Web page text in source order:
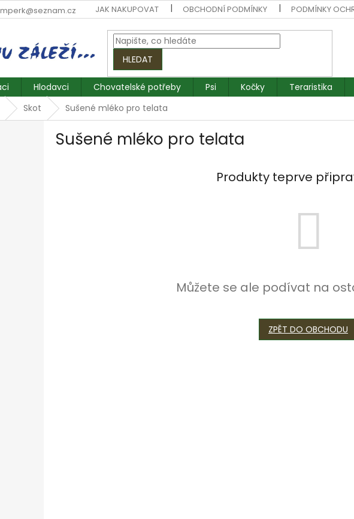
JAK NAKUPOVAT OBCHODNÍ PODMÍNKY PODMÍNKY
HLEDAT
Hlodavci Chovatelské potřeby Psi Kočky Teraristika
Skot Sušené mléko pro telata
Sušené mléko pro telata
Produkty teprve
Můžete se ale podívat na
ZPĚT DO OBCHODU